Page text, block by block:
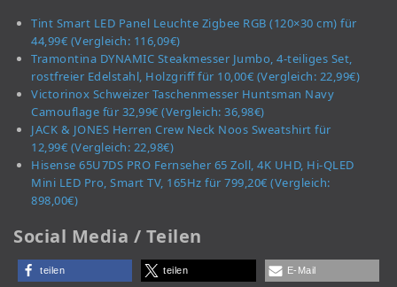
Tint Smart LED Panel Leuchte Zigbee RGB (120×30 cm) für
44,99€ (Vergleich: 116,09€)
Tramontina DYNAMIC Steakmesser Jumbo, 4-teiliges Set,
rostfreier Edelstahl, Holzgriff für 10,00€ (Vergleich: 22,99€)
Victorinox Schweizer Taschenmesser Huntsman Navy
Camouflage für 32,99€ (Vergleich: 36,98€)
JACK & JONES Herren Crew Neck Noos Sweatshirt für
12,99€ (Vergleich: 22,98€)
Hisense 65U7DS PRO Fernseher 65 Zoll, 4K UHD, Hi-QLED
Mini LED Pro, Smart TV, 165Hz für 799,20€ (Vergleich:
898,00€)
Social Media / Teilen
teilen teilen E-Mail